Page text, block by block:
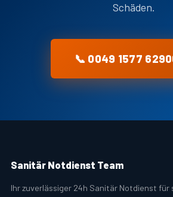
Schäden.
📞 0049 1577
Sanitär Notdienst Team
Ihr zuverlässiger 24h Sanitär Notdienst für